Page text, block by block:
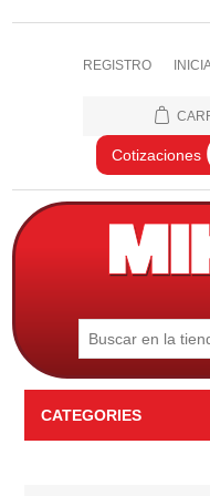
REGISTRO
Cotizaciones
CATEGORIES